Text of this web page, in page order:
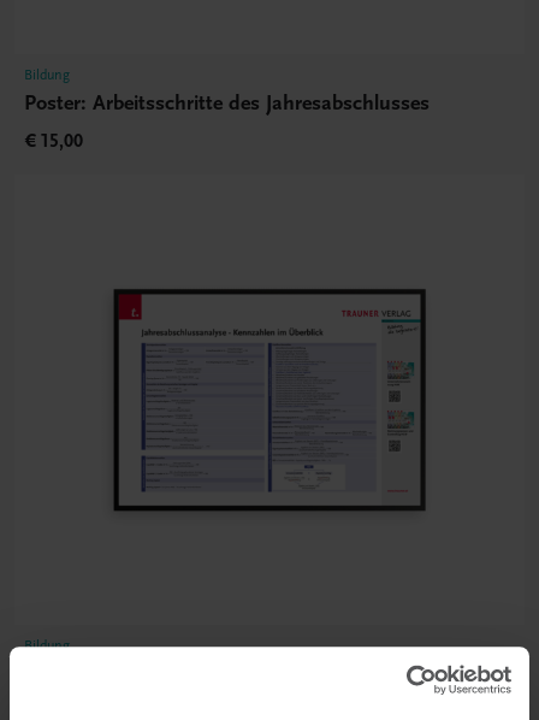
Bildung
Poster: Arbeitsschritte des Jahresabschlusses
€ 15,00
Bildung
Poster: Jahresabschlussanalyse – Die wichtigsten